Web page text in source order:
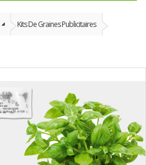
Kits De Graines Publicitaires